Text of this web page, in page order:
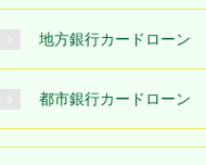
地方銀行カードローン
都市銀行カードローン